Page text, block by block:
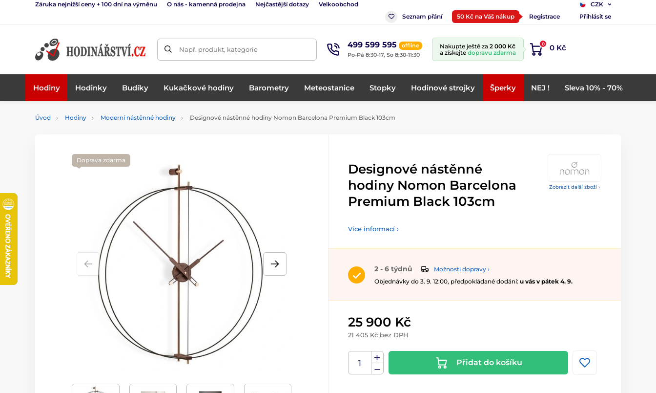
Záruka nejnižší ceny + 100 dní na výměnu O nás - kamenná prodejna Nejčastější dotazy Velkoobchod
CZK
Seznam přání
50 Kč na Váš nákup Registrace Přihlásit se
Např. produkt, kategorie 499 599 595
offline
Po-Pá 8:30-17, So 8:30-11:30
Nakupte ještě za 2 000 Kč
a získejte dopravu zdarma
0 0 Kč
Hodiny Hodinky Budíky Kukačkové hodiny Barometry Meteostanice Stopky Hodinové strojky Šperky NEJ ! Sleva 10% - 70%
Úvod Hodiny Moderní nástěnné hodiny Designové nástěnné hodiny Nomon Barcelona Premium Black 103cm
Zobrazit další zboží ›
Doprava zdarma
Designové nástěnné
hodiny Nomon Barcelona
Premium Black 103cm
Více informací ›
2 - 6 týdnů
Možnosti dopravy ›
Objednávky do 3. 9. 12:00, předpokládané dodání: u vás v pátek 4. 9.
25 900 Kč
21 405 Kč bez DPH
Přidat do košíku